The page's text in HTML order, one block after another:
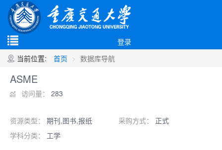
登录
当前位置:
首页 数据库导航
ASME
访问量： 283
资源类型： 期刊,图书,报纸 采购方式： 正式
学科分类： 工学